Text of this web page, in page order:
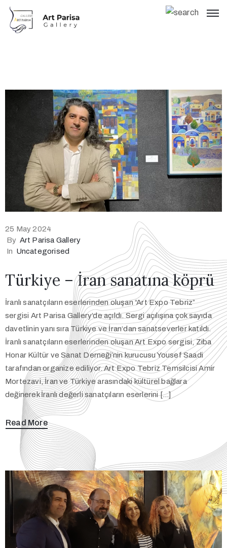
25 May 2024
By Art Parisa Gallery
In Uncategorised
Türkiye – İran sanatına köprü
İranlı sanatçıların eserlerinden oluşan “Art Expo Tebriz”
sergisi Art Parisa Gallery’de açıldı. Sergi açılışına çok sayıda
davetlinin yanı sıra Türkiye ve İran‘dan sanatseverler katıldı.
İranlı sanatçıların eserlerinden oluşan Art Expo sergisi, Ziba
Honar Kültür ve Sanat Derneği’nin kurucusu Yousef Saadi
tarafından organize ediliyor. Art Expo Tebriz Temsilcisi Amir
Mortezavi, İran ve Türkiye arasındaki kültürel bağlara
değinerek İranlı değerli sanatçıların eserlerini […]
Read More